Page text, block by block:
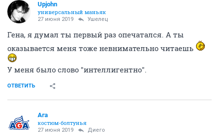
Upjohn
универсальный маньяк
27 июня 2019 Ушелец
Гена, я думал ты первый раз опечатался. А ты
оказывается меня тоже невнимательно читаешь
У меня было слово "интеллигентно".
ОТВЕТИТЬ
Ага
костюм-болтунья
27 июня 2019 Диего